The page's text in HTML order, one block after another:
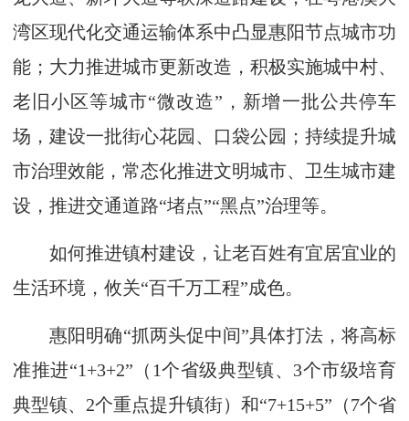
湾区现代化交通运输体系中凸显惠阳节点城市功
能；大力推进城市更新改造，积极实施城中村、
老旧小区等城市“微改造”，新增一批公共停车
场，建设一批街心花园、口袋公园；持续提升城
市治理效能，常态化推进文明城市、卫生城市建
设，推进交通道路“堵点”“黑点”治理等。
如何推进镇村建设，让老百姓有宜居宜业的
生活环境，攸关“百千万工程”成色。
惠阳明确“抓两头促中间”具体打法，将高标
准推进“1+3+2”（1个省级典型镇、3个市级培育
典型镇、2个重点提升镇街）和“7+15+5”（7个省